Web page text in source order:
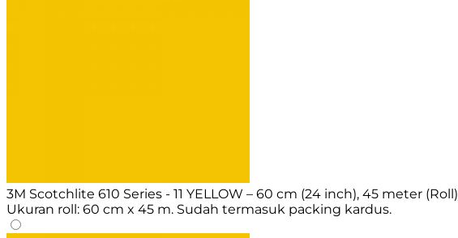
3M Scotchlite 610 Series - 11 YELLOW – 60 cm (24 inch), 45 meter (Roll)
Ukuran roll: 60 cm x 45 m. Sudah termasuk packing kardus.